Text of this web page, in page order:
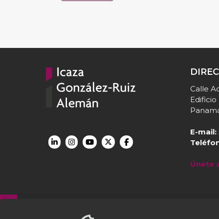
Calle
Edificio
E-mail:
Únete